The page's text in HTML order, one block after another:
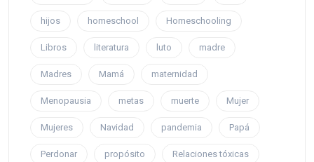
hijos homeschool Homeschooling
Libros literatura luto madre
Madres Mamá maternidad
Menopausia metas muerte Mujer
Mujeres Navidad pandemia Papá
Perdonar propósito Relaciones tóxicas